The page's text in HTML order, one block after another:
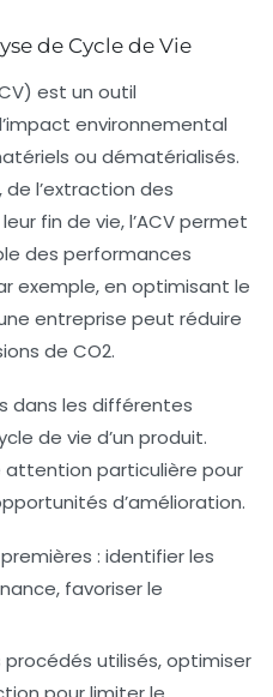
de Cycle de Vie
est un outil
environnemental
ou dématérialisés.
l’extraction des
fin de vie, l’ACV permet
des performances
exemple, en optimisant le
entreprise peut réduire
de CO2.
dans les différentes
de vie d’un produit.
particulière pour
d’amélioration.
: identifier les
favoriser le
procédés utilisés, optimiser